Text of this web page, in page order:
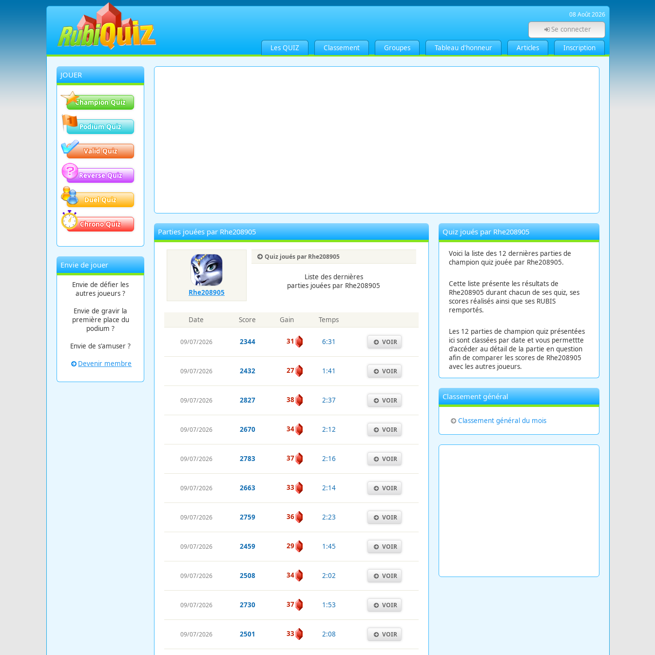
08 Août 2026
Se connecter
Les QUIZ Classement Groupes Tableau d'honneur Articles Inscription
JOUER
Champion Quiz
Podium Quiz
Valid Quiz
Reverse Quiz
Duel Quiz
Chrono Quiz
Envie de jouer
Envie de défier les
autres joueurs ?
Envie de gravir la
première place du
podium ?
Envie de s'amuser ?
Devenir membre
Parties jouées par Rhe208905
Rhe208905
Quiz joués par Rhe208905
Liste des dernières
parties jouées par Rhe208905
Date Score Gain Temps
09/07/2026 2344 31 6:31 VOIR
09/07/2026 2432 27 1:41 VOIR
09/07/2026 2827 38 2:37 VOIR
09/07/2026 2670 34 2:12 VOIR
09/07/2026 2783 37 2:16 VOIR
09/07/2026 2663 33 2:14 VOIR
09/07/2026 2759 36 2:23 VOIR
09/07/2026 2459 29 1:45 VOIR
09/07/2026 2508 34 2:02 VOIR
09/07/2026 2730 37 1:53 VOIR
09/07/2026 2501 33 2:08 VOIR
Quiz joués par Rhe208905
Voici la liste des 12 dernières parties de
champion quiz jouée par Rhe208905.
Cette liste présente les résultats de
Rhe208905 durant chacun de ses quiz, ses
scores réalisés ainsi que ses RUBIS
remportés.
Les 12 parties de champion quiz présentées
ici sont classées par date et vous permettte
d'accéder au détail de la partie en question
afin de comparer les scores de Rhe208905
avec les autres joueurs.
Classement général
Classement général du mois